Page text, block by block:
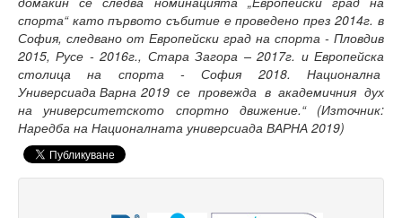
Добруджански технологичен колеж
Месец на науката 2023
Начало
Научноизследователски институт
Факултет по изчислителна техника и автоматизация
спорта“ като първото събитие е проведено през 2014г. в
София, следвано от Европейски град на спорта - Пловдив
2015, Русе - 2016г., Стара Загора – 2017г. и Европейска
столица на спорта - София 2018.
Национална
Универсиада Варна 2019 се провежда в академичния дух
на университетското
спортно движение.“ (Източник:
Наредба на Националната универсиада ВАРНА 2019)